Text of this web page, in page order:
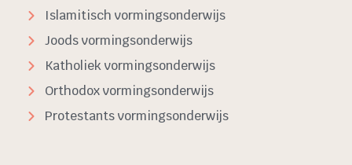
Islamitisch vormingsonderwijs
Joods vormingsonderwijs
Katholiek vormingsonderwijs
Orthodox vormingsonderwijs
Protestants vormingsonderwijs